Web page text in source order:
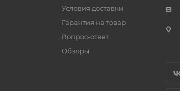
Условия доставки
Гарантия на товар
Вопрос-ответ
Обзоры